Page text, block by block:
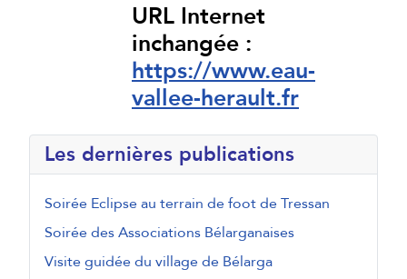
Les dernières publications
Soirée Eclipse au terrain de foot de Tressan
Soirée des Associations Bélarganaises
Visite guidée du village de Bélarga
URL Internet
inchangée :
https://www.eau-
vallee-herault.fr